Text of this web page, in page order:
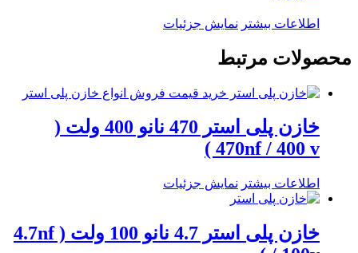
اطلاعات بیشتر نمایش جزئیات
محصولات مرتبط
خازن پلی استر 470 نانو 400 ولت (
470nf / 400 v )
اطلاعات بیشتر نمایش جزئیات
خازن پلی استر 4.7 نانو 100 ولت ( 4.7nf